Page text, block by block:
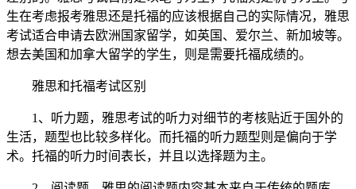
生在考虑报考雅思还是托福的应该根据自己的实际情况，雅思
考试适合申请去欧洲国家留学，如英国、爱尔兰、新加坡等。
想去美国和加拿大留学的学生，则是需要托福成绩的。
雅思和托福考试区别
1、听力题，雅思考试的听力对细节的考核贴近于国外的
生活，题型也比较多样化。而托福的听力题型则是偏向于学
术。托福的听力时间表长，并且以选择题为主。